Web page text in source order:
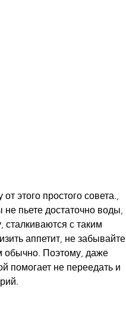
пьете достаточно воды,
с таким
аппетит, не забывайте
обычно. Поэтому, даже
помогает не переедать и